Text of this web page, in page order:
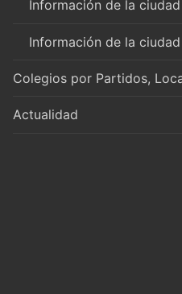
Información de la
Información de la
Colegios por Partidos,
Actualidad